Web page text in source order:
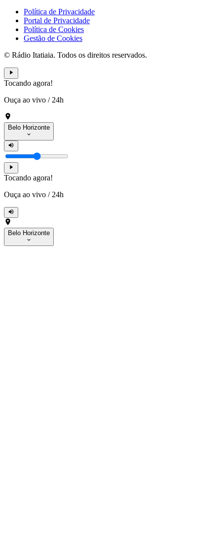
Política de Privacidade
Portal de Privacidade
Política de Cookies
Gestão de Cookies
© Rádio Itatiaia. Todos os direitos reservados.
Tocando agora!
Ouça ao vivo / 24h
Belo Horizonte
Tocando agora!
Ouça ao vivo / 24h
Belo Horizonte